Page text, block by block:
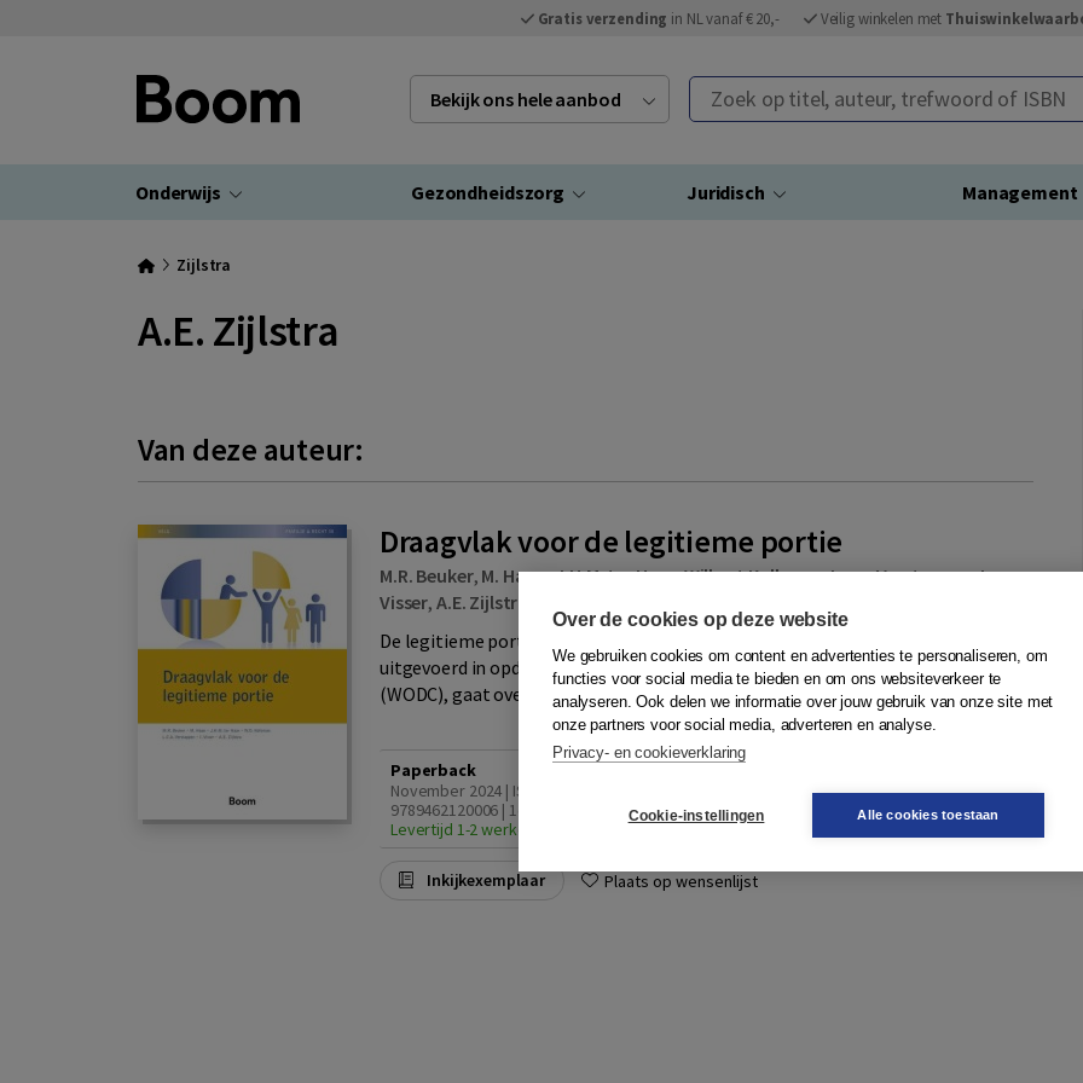
Gratis verzending in NL vanaf € 20,- Veilig winkelen met
Bekijk ons hele aanbod Zoek op titel, auteur, trefwoord of ISBN
Onderwijs Gezondheidszorg Juridisch Management
Zijlstra
A.E. Zijlstra
Van deze auteur:
Draagvlak voor de legitieme portie
M.R. Beuker, M. Haan,J.H.M. ter Haar,Wilbert Kolkman,Leon Verstappen,Irene
Visser, A.E. Zijlstra
De legitieme portie: draagvlak en gevolgen van afschaffingDit onderzoek,
uitgevoerd in opdracht van het Wetenschappelijk Onderzoek- en Datacentrum
(WODC), gaat over de vraag naar het maatschappelij...Meer
Paperback
November 2024 | ISBN
9789462120006 | 1e druk
Levertijd 1-2 werkdagen
In winkelwagen
Inkijkexemplaar Plaats op wensenlijst
Over de cookies op deze website
We gebruiken cookies om content en advertenties te personaliseren, om
functies voor social media te bieden en om ons websiteverkeer te
analyseren. Ook delen we informatie over jouw gebruik van onze site met
onze partners voor social media, adverteren en analyse.
Privacy- en cookieverklaring
Cookie-instellingen Alle cookies toestaan